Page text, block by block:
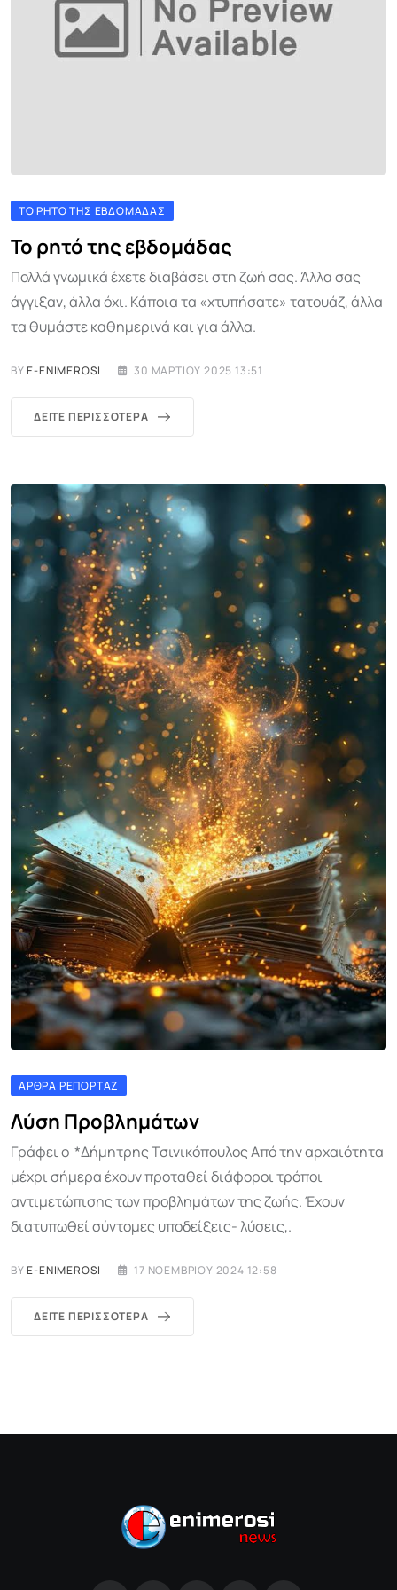
ΤΟ ΡΗΤΌ ΤΗΣ ΕΒΔΟΜΆΔΑΣ
Το ρητό της εβδομάδας
Πολλά γνωμικά έχετε διαβάσει στη ζωή σας. Άλλα σας
άγγιξαν, άλλα όχι. Κάποια τα «χτυπήσατε» τατουάζ, άλλα
τα θυμάστε καθημερινά και για άλλα.
BYE-ENIMEROSI 30 ΜΑΡΤΊΟΥ 2025 13:51
ΔΕΊΤΕ ΠΕΡΙΣΣΌΤΕΡΑ
ΆΡΘΡΑ ΡΕΠΟΡΤΆΖ
Λύση Προβλημάτων
Γράφει ο *Δήμητρης Τσινικόπουλος Από την αρχαιότητα
μέχρι σήμερα έχουν προταθεί διάφοροι τρόποι
αντιμετώπισης των προβλημάτων της ζωής. Έχουν
διατυπωθεί σύντομες υποδείξεις- λύσεις,.
BYE-ENIMEROSI 17 ΝΟΕΜΒΡΊΟΥ 2024 12:58
ΔΕΊΤΕ ΠΕΡΙΣΣΌΤΕΡΑ